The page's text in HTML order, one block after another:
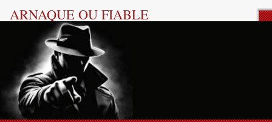
ARNAQUE OU FIABLE
«NutriSolution Berbérine, Arnaque Ou
3 août 2026